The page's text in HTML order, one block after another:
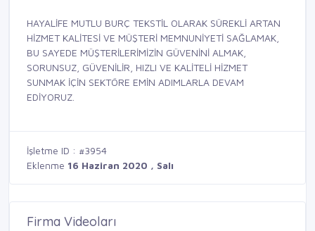
HAYALİFE MUTLU BURÇ TEKSTİL OLARAK SÜREKLİ ARTAN
HİZMET KALİTESİ VE MÜŞTERİ MEMNUNİYETİ SAĞLAMAK,
BU SAYEDE MÜŞTERİLERİMİZİN GÜVENİNİ ALMAK,
SORUNSUZ, GÜVENİLİR, HIZLI VE KALİTELİ HİZMET
SUNMAK İÇİN SEKTÖRE EMİN ADIMLARLA DEVAM
EDİYORUZ.
İşletme ID : #3954
Eklenme 16 Haziran 2020 , Salı
Firma Videoları